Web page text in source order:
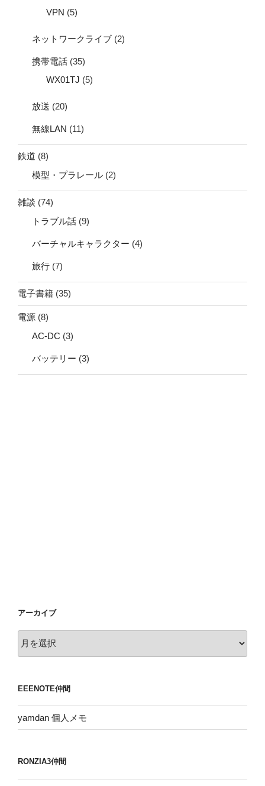
VPN (5)
ネットワークライブ (2)
携帯電話 (35)
WX01TJ (5)
放送 (20)
無線LAN (11)
鉄道 (8)
模型・プラレール (2)
雑談 (74)
トラブル話 (9)
バーチャルキャラクター (4)
旅行 (7)
電子書籍 (35)
電源 (8)
AC-DC (3)
バッテリー (3)
アーカイブ
ー
ブ
EEENOTE仲間
yamdan 個人メモ
RONZIA3仲間